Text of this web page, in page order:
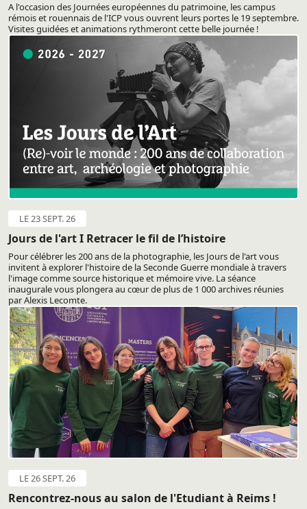
A l'occasion des Journées européennes du patrimoine, les campus
rémois et rouennais de l'ICP vous ouvrent leurs portes le 19 septembre.
Visites guidées et animations rythmeront cette belle journée !
LE 23 SEPT. 26
Jours de l'art I Retracer le fil de l’histoire
Pour célébrer les 200 ans de la photographie, les Jours de l'art vous
invitent à explorer l'histoire de la Seconde Guerre mondiale à travers
l'image comme source historique et mémoire vive. La séance
inaugurale vous plongera au cœur de plus de 1 000 archives réunies
par Alexis Lecomte.
LE 26 SEPT. 26
Rencontrez-nous au salon de l'Etudiant à Reims !